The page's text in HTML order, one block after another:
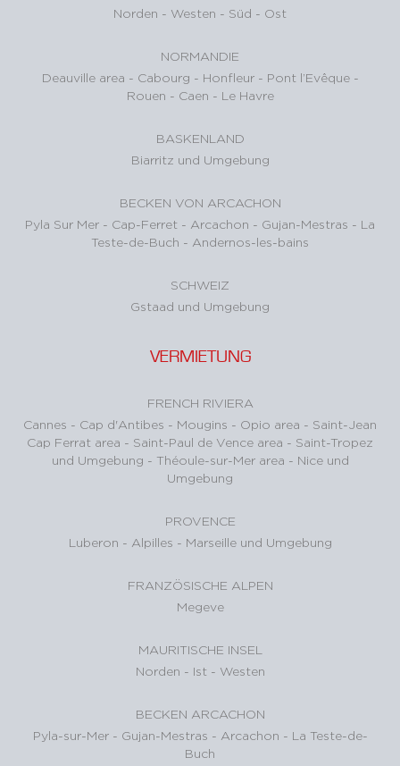
Norden - Westen - Süd - Ost
NORMANDIE
Deauville area - Cabourg - Honfleur - Pont l’Evêque -
Rouen - Caen - Le Havre
BASKENLAND
Biarritz und Umgebung
BECKEN VON ARCACHON
Pyla Sur Mer - Cap-Ferret - Arcachon - Gujan-Mestras - La
Teste-de-Buch - Andernos-les-bains
SCHWEIZ
Gstaad und Umgebung
VERMIETUNG
FRENCH RIVIERA
Cannes - Cap d'Antibes - Mougins - Opio area - Saint-Jean
Cap Ferrat area - Saint-Paul de Vence area - Saint-Tropez
und Umgebung - Théoule-sur-Mer area - Nice und
Umgebung
PROVENCE
Luberon - Alpilles - Marseille und Umgebung
FRANZÖSISCHE ALPEN
Megeve
MAURITISCHE INSEL
Norden - Ist - Westen
BECKEN ARCACHON
Pyla-sur-Mer - Gujan-Mestras - Arcachon - La Teste-de-
Buch